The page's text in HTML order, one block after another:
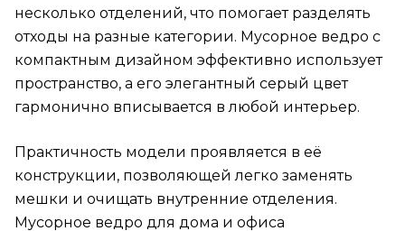
несколько отделений, что помогает разделять
отходы на разные категории. Мусорное ведро с
компактным дизайном эффективно использует
пространство, а его элегантный серый цвет
гармонично вписывается в любой интерьер.
Практичность модели проявляется в её
конструкции, позволяющей легко заменять
мешки и очищать внутренние отделения.
Мусорное ведро для дома и офиса